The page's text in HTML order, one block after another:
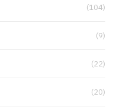
(104)
(9)
(22)
(20)